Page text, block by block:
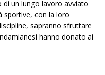
un lungo lavoro avviato
sportive, con la loro
sapranno sfruttare
hanno donato ai